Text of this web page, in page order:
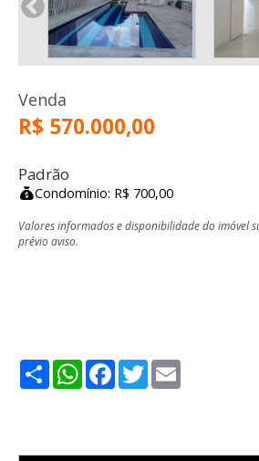
Venda
R$ 570.000,00
Padrão
Condomínio: R$ 700,00
Valores informados e disponibilidade do imóvel
prévio aviso.
ShareWhatsApp
Facebook
Twitter